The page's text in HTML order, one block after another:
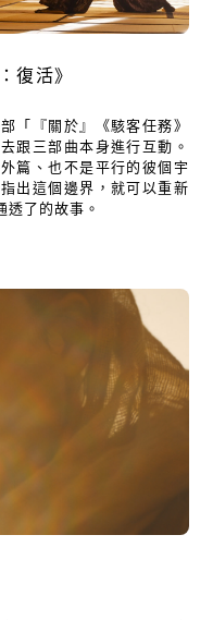
復活》
「『關於』《駭客任務》
跟三部曲本身進行互動。
篇、也不是平行的彼個宇
出這個邊界，就可以重新
透了的故事。